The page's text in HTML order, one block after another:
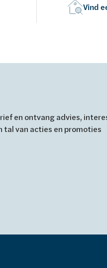
Vind
en ontvang advies,
tal van acties en promoties